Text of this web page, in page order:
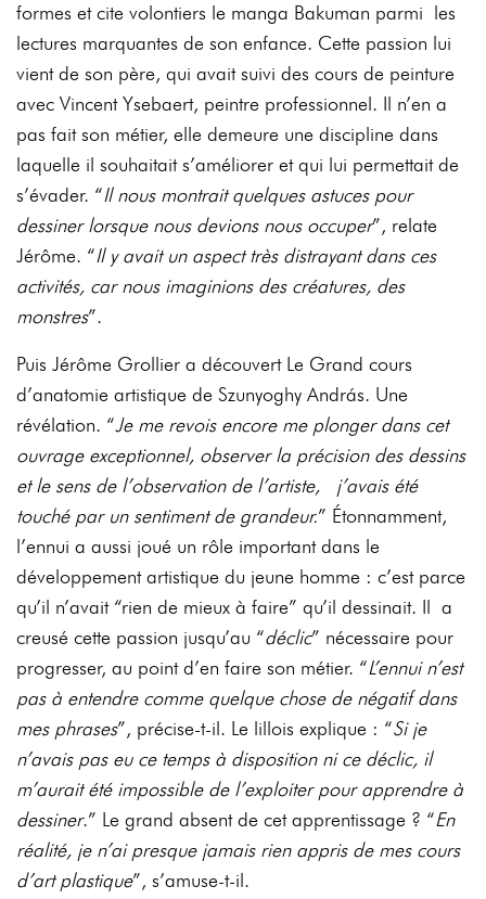
formes et cite volontiers le manga Bakuman parmi les
lectures marquantes de son enfance. Cette passion lui
vient de son père, qui avait suivi des cours de peinture
avec Vincent Ysebaert, peintre professionnel. Il n’en a
pas fait son métier, elle demeure une disciplinedans
laquelle il souhaitait s’améliorer et qui lui permettait de
s’évader. “Il nous montraitquelques astuces pour
dessiner lorsque nous devions nous occuper”, relate
Jérôme. “Il y avait un aspect très distrayant dans ces
activités, car nous imaginions des créatures, des
monstres”.
Puis Jérôme Grollier a découvert Le Grand cours
d’anatomie artistiquede Szunyoghy András. Une
révélation. “Je me revois encore me plonger dans cet
ouvrage exceptionnel, observer la précision des dessins
et le sens de l’observation de l’artiste, j’avais été
touché par un sentiment de grandeur.” Étonnamment,
l’ennui a aussi joué un rôle important dans le
développement artistique du jeune homme : c’est parce
qu’il n’avait “riende mieux àfaire” qu’il dessinait. Il a
creusé cette passion jusqu’au “déclic” nécessaire pour
progresser, au point d’en faire son métier. “L’ennuin’est
pas à entendre comme quelque chose de négatif dans
mes phrases”, précise-t-il. Le lillois explique : “Sije
n’avais pas eu ce temps à disposition ni ce déclic, il
m’aurait été impossible de l’exploiter pour apprendre à
dessiner.” Le grand absent de cet apprentissage ? “En
réalité, je n’ai presque jamais rien appris de mes cours
d’artplastique”, s’amuse-t-il.